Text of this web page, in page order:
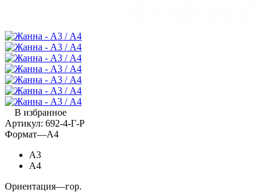
В избранное
Артикул: 692-4-Г-Р
Формат—А4
А3
А4
Ориентация—гор.